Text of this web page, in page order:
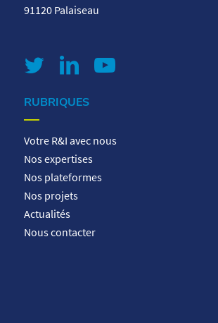
91120 Palaiseau
RUBRIQUES
Votre R&I avec nous
Nos expertises
Nos plateformes
Nos projets
Actualités
Nous contacter